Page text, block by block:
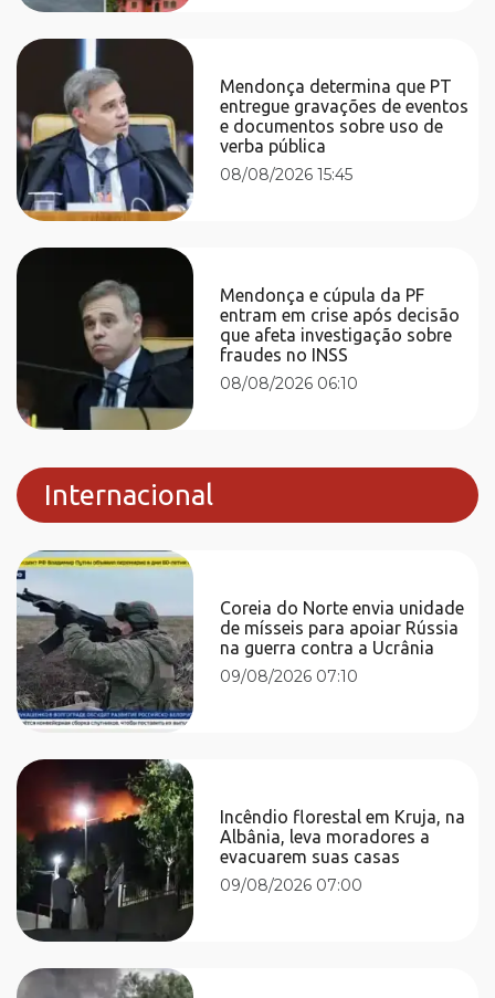
Mendonça determina que PT
entregue gravações de eventos
e documentos sobre uso de
verba pública
08/08/2026 15:45
Mendonça e cúpula da PF
entram em crise após decisão
que afeta investigação sobre
fraudes no INSS
08/08/2026 06:10
Internacional
Coreia do Norte envia unidade
de mísseis para apoiar Rússia
na guerra contra a Ucrânia
09/08/2026 07:10
Incêndio florestal em Kruja, na
Albânia, leva moradores a
evacuarem suas casas
09/08/2026 07:00